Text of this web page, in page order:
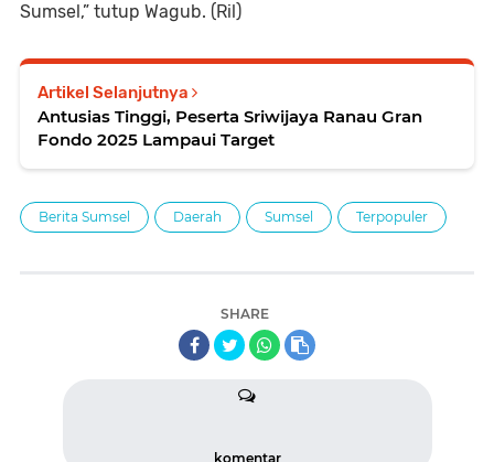
Sumsel,” tutup Wagub. (Ril)
Artikel Selanjutnya
Antusias Tinggi, Peserta Sriwijaya Ranau Gran
Fondo 2025 Lampaui Target
Berita Sumsel Daerah Sumsel Terpopuler
SHARE
komentar